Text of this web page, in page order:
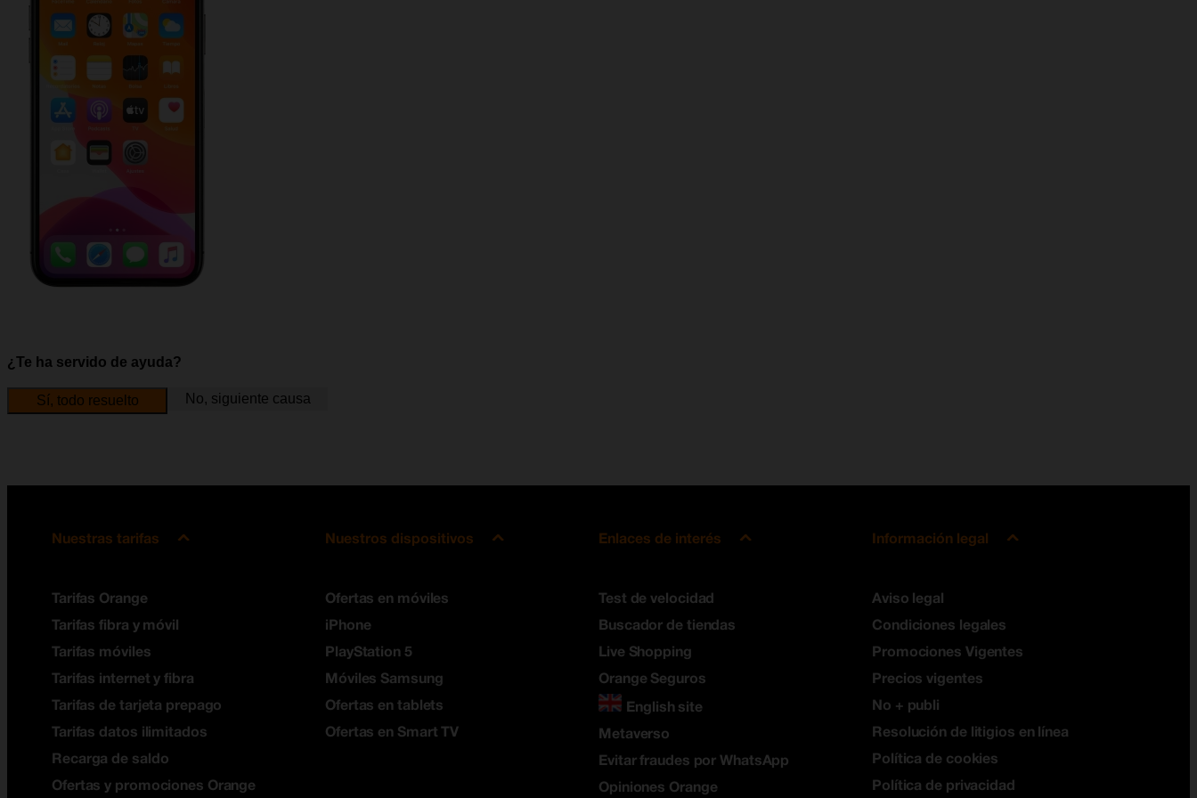
¿Te ha servido de ayuda?
Sí, todo resuelto No, siguiente causa
Nuestras tarifas
Tarifas Orange
Tarifas fibra y móvil
Tarifas móviles
Tarifas internet y fibra
Tarifas de tarjeta prepago
Tarifas datos ilimitados
Recarga de saldo
Ofertas y promociones Orange
Nuestros dispositivos
Ofertas en móviles
iPhone
PlayStation 5
Móviles Samsung
Ofertas en tablets
Ofertas en Smart TV
Enlaces de interés
Test de velocidad
Buscador de tiendas
Live Shopping
Orange Seguros
English site
Metaverso
Evitar fraudes por WhatsApp
Opiniones Orange
Información legal
Aviso legal
Condiciones legales
Promociones Vigentes
Precios vigentes
No + publi
Resolución de litigios en línea
Política de cookies
Política de privacidad